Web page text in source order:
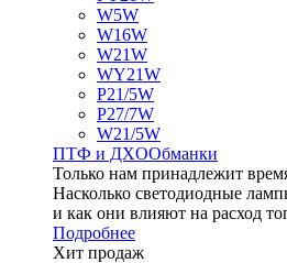
W5W
W16W
W21W
WY21W
P21/5W
P27/7W
W21/5W
ПТФ и ДXООбманки
Только нам принадлежит
Насколько светодиодные
и как они влияют на расход
Подробнее
Хит продаж